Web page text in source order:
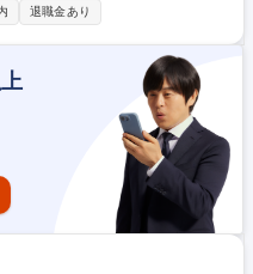
修体制のもと、スキルを磨きな
定期点検のスケジュール作成/各
急時対応（地震発生後の点検、
の点検（点検項目に沿って確
水管など 募集職種 【静
ップクラスの棟管理・残業月15h
退職金あり